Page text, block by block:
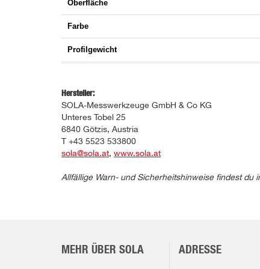
Oberfläche
Farbe
Profilgewicht
Hersteller:
SOLA-Messwerkzeuge GmbH & Co KG
Unteres Tobel 25
6840 Götzis, Austria
T +43 5523 533800
sola@sola.at, www.sola.at
Allfällige Warn- und Sicherheitshinweise findest
MEHR ÜBER SOLA ADRESSE